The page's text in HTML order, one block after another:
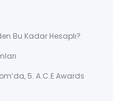
Bu Kadar Hesaplı?
5. A.C.E Awards